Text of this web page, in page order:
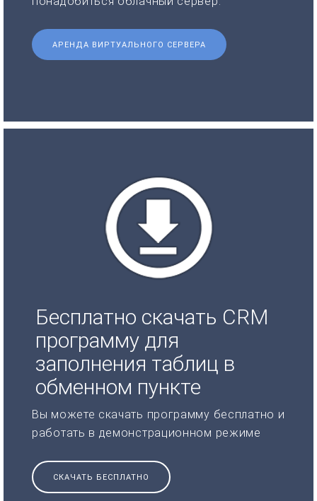
АРЕНДА ВИРТУАЛЬНОГО СЕРВЕРА
Бесплатно скачать CRM
программу для
заполнения таблиц в
обменном пункте
Вы можете скачать программу бесплатно и
работать в демонстрационном режиме
СКАЧАТЬ БЕСПЛАТНО